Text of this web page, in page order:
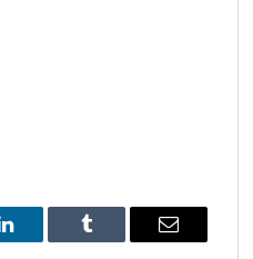
LinkedIn Tumblr Email